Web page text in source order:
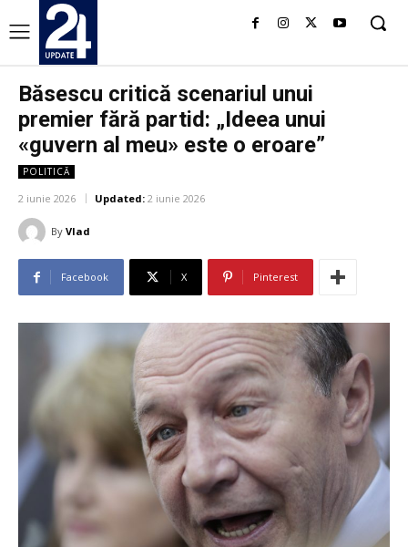
Băsescu critică scenariul unui
premier fără partid: „Ideea unui
«guvern al meu» este o eroare”
POLITICĂ
2 iunie 2026 Updated: 2 iunie 2026
By Vlad
Facebook X Pinterest